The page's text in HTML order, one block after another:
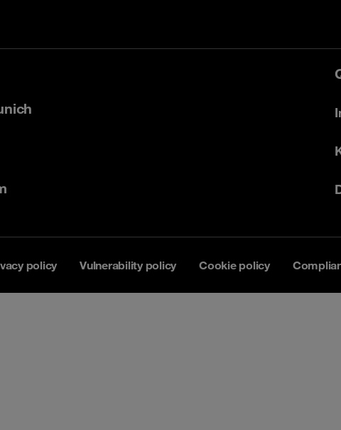
policy Vulnerability policy Cookie policy